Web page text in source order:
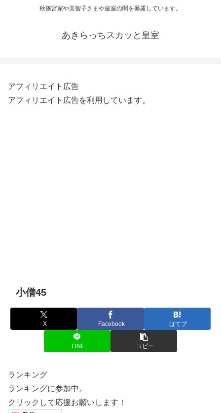
秋篠宮家や美智子さまや皇室の闇を暴露しています。
あきらっちスカッと皇室
アフィリエイト広告
アフィリエイト広告を利用しています。
小僧45
X Facebook はてブ
LINE コピー
ランキング
ランキングに参加中。
クリックして応援お願いします！